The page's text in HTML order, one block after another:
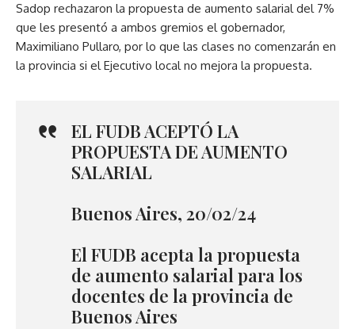
Sadop rechazaron la propuesta de aumento salarial del 7%
que les presentó a ambos gremios el gobernador,
Maximiliano Pullaro, por lo que las clases no comenzarán en
la provincia si el Ejecutivo local no mejora la propuesta.
EL FUDB ACEPTÓ LA
PROPUESTA DE AUMENTO
SALARIAL
Buenos Aires, 20/02/24
El FUDB acepta la propuesta
de aumento salarial para los
docentes de la provincia de
Buenos Aires